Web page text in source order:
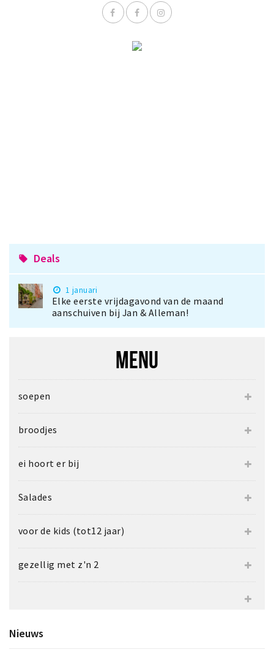
local_offer Deals
1 januari
Elke eerste vrijdagavond van de maand
aanschuiven bij Jan & Alleman!
MENU
soepen
broodjes
ei hoort er bij
Salades
voor de kids (tot12 jaar)
gezellig met z'n 2
Nieuws